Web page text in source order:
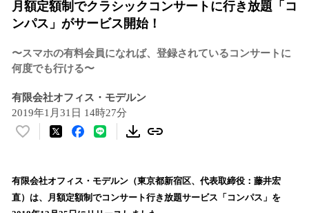
月額定額制でクラシックコンサートに行き放題「コ
ンパス」がサービス開始！
〜スマホの有料会員になれば、登録されているコンサートに
何度でも行ける〜
有限会社オフィス・モデルン
2019年1月31日 14時27分
い
！
数
を
有限会社オフィス・モデルン（東京都新宿区、代表取締役：藤井宏
直）は、月額定額制でコンサート行き放題サービス「コンパス」を